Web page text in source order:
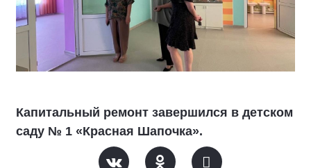
Капитальный ремонт завершился в детском
саду № 1 «Красная Шапочка».